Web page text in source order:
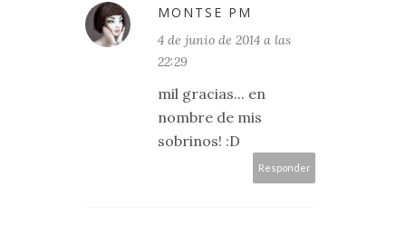
MONTSE PM
4 de junio de 2014 a las
22:29
mil gracias... en
nombre de mis
sobrinos! :D
Responder